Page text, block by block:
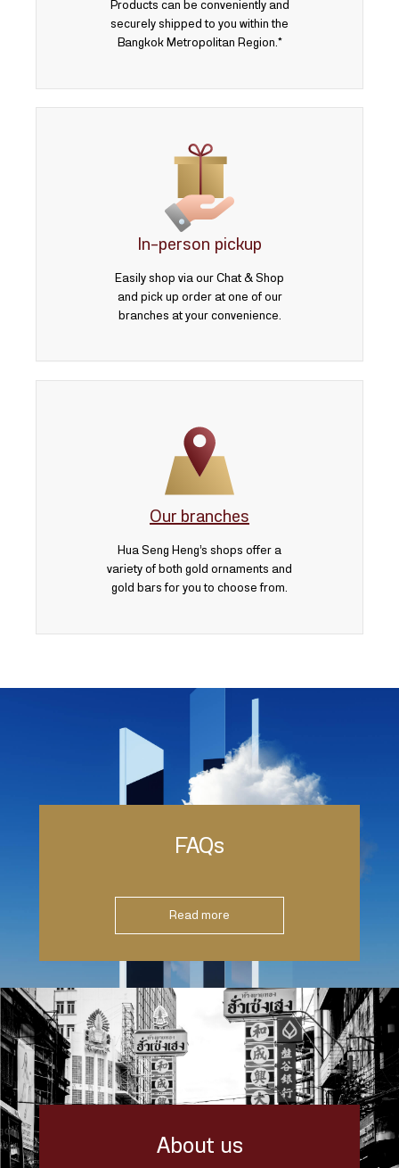
Products can be conveniently and
securely shipped to you within the
Bangkok Metropolitan Region.*
In-person pickup
Easily shop via our Chat & Shop
and pick up order at one of our
branches at your convenience.
Our branches
Hua Seng Heng’s shops offer a
variety of both gold ornaments and
gold bars for you to choose from.
FAQs
Read more
About us